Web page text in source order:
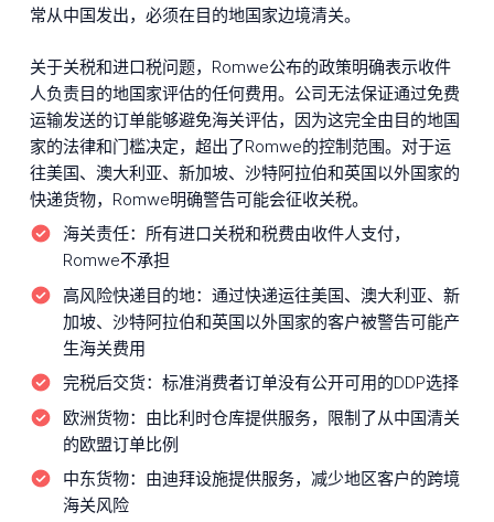
常从中国发出，必须在目的地国家边境清关。
关于关税和进口税问题，Romwe公布的政策明确表示收件
人负责目的地国家评估的任何费用。公司无法保证通过免费
运输发送的订单能够避免海关评估，因为这完全由目的地国
家的法律和门槛决定，超出了Romwe的控制范围。对于运
往美国、澳大利亚、新加坡、沙特阿拉伯和英国以外国家的
快递货物，Romwe明确警告可能会征收关税。
海关责任： 所有进口关税和税费由收件人支付，
Romwe不承担
高风险快递目的地： 通过快递运往美国、澳大利亚、新
加坡、沙特阿拉伯和英国以外国家的客户被警告可能产
生海关费用
完税后交货： 标准消费者订单没有公开可用的DDP选择
欧洲货物： 由比利时仓库提供服务，限制了从中国清关
的欧盟订单比例
中东货物： 由迪拜设施提供服务，减少地区客户的跨境
海关风险